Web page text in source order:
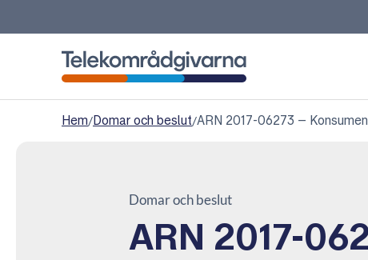
Hem/Domar och beslut/ARN 2017-06273 –
Domar och beslut
ARN 2017-